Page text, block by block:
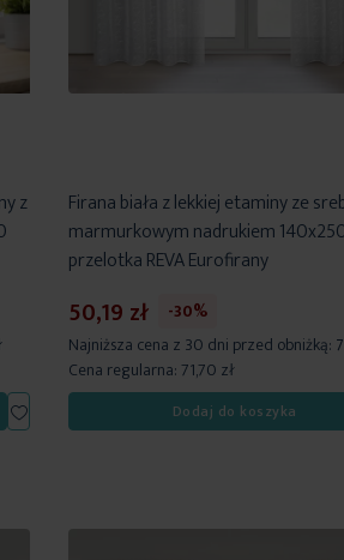
z
Dodaj
do
Firana biała z lekkiej etaminy ze
marmurkowym nadrukiem
przelotka REVA Eurofirany
50,19 zł
-30%
Najniższa cena z 30 dni przed obniżką:
Cena regularna: 71,70 zł
Dodaj do koszyka